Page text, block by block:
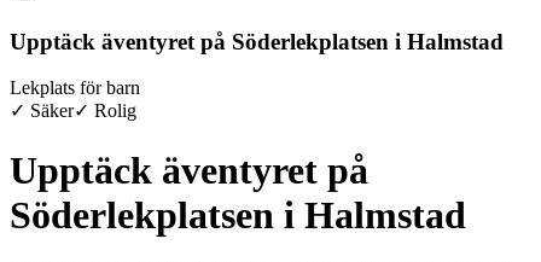
Upptäck äventyret på Söderlekplatsen i Halmstad
Lekplats för barn
✓ Säker✓ Rolig
Upptäck äventyret på
Söderlekplatsen i Halmstad